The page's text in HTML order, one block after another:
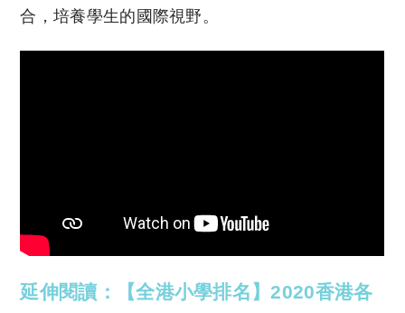
合，培養學生的國際視野。
延伸閱讀：【全港小學排名】2020香港各